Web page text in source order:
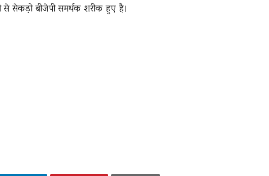
से सेकड़ो बीजेपी समर्थक शरीक हुए है।